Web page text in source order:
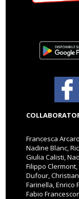
Francesca
Nadine Blanc,
Giulia Calisti,
Filippo
Dufour,
Farinella, Enrico
Fabio